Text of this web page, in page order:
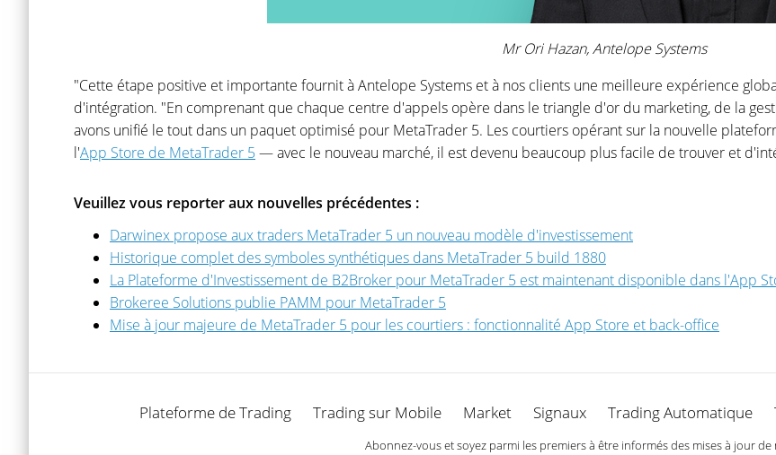
Mr Ori Hazan, Antelope Systems
"Cette étape positive et importante fournit à Antelope Systems et à nos clients une meilleure expérience
d'intégration. "En comprenant que chaque centre d'appels opère dans le triangle d'or du marketing, de la
avons unifié le tout dans un paquet optimisé pour MetaTrader 5. Les courtiers opérant sur la nouvelle
l'App Store de MetaTrader 5 — avec le nouveau marché, il est devenu beaucoup plus facile de trouver et
Veuillez vous reporter aux nouvelles précédentes :
Darwinex propose aux traders MetaTrader 5 un nouveau modèle d'investissement
Historique complet des symboles synthétiques dans MetaTrader 5 build 1880
La Plateforme d'Investissement de B2Broker pour MetaTrader 5 est maintenant disponible dans l'App
Brokeree Solutions publie PAMM pour MetaTrader 5
Mise à jour majeure de MetaTrader 5 pour les courtiers : fonctionnalité App Store et back-office
Plateforme de Trading Trading sur Mobile Market Signaux Trading Automatique
Abonnez-vous et soyez parmi les premiers à être informés des mises à jour